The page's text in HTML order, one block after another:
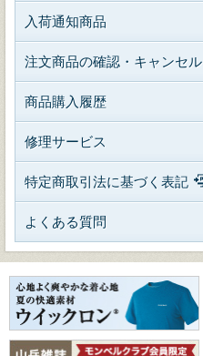
入荷通知商品
注文商品の確認・キャンセル
商品購入履歴
修理サービス
特定商取引法に基づく表記
よくある質問